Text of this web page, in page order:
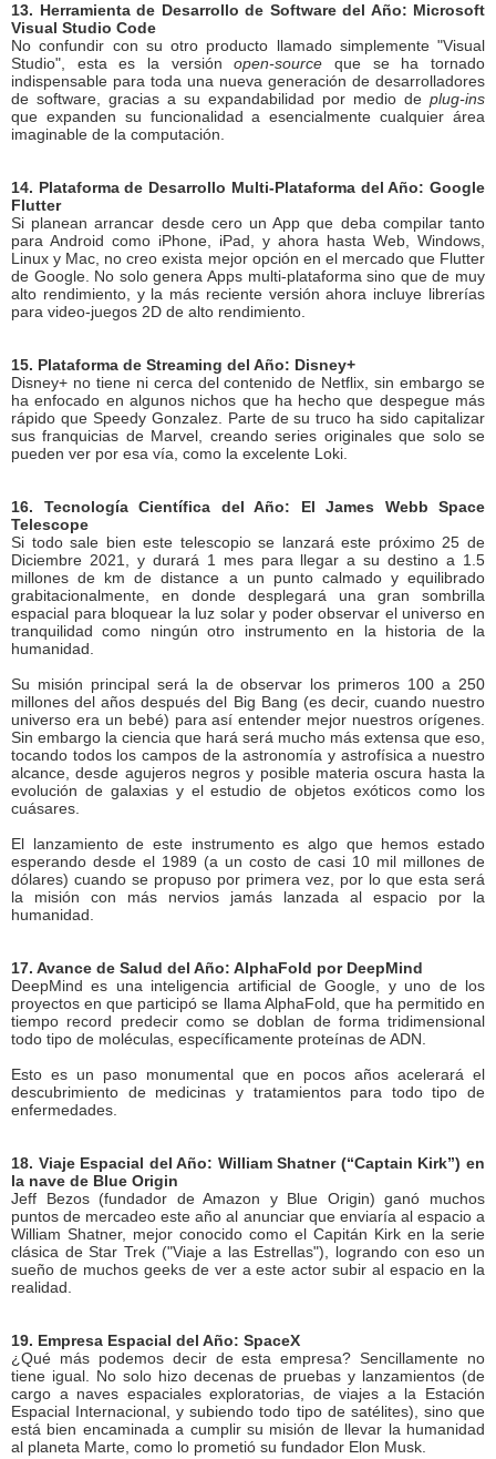
13. Herramienta de Desarrollo de Software del Año: Microsoft
Visual Studio Code
No confundir con su otro producto llamado simplemente "Visual
Studio", esta es la versiónopen-source que se ha tornado
indispensable para toda una nueva generación de desarrolladores
de software, gracias a su expandabilidad por medio de plug-ins
que expanden su funcionalidad a esencialmente cualquier área
imaginable de la computación.
14. Plataforma de Desarrollo Multi-Plataforma del Año: Google
Flutter
Si planean arrancar desde cero un App que deba compilar tanto
para Android como iPhone, iPad, y ahora hasta Web, Windows,
Linux y Mac, no creo exista mejor opción en el mercado que Flutter
de Google. No solo genera Apps multi-plataforma sino que de muy
alto rendimiento, y la más reciente versión ahora incluye librerías
para video-juegos 2D de alto rendimiento.
15. Plataforma de Streaming del Año: Disney+
Disney+ no tiene ni cerca del contenido de Netflix, sin embargo se
ha enfocado en algunos nichos que ha hecho que despegue más
rápido que Speedy Gonzalez. Parte de su truco ha sido capitalizar
sus franquicias de Marvel, creando series originales que solo se
pueden ver por esa vía, como la excelente Loki.
16. Tecnología Científica del Año: El James Webb Space
Telescope
Si todo sale bien este telescopio se lanzará este próximo 25 de
Diciembre 2021, y durará 1 mes para llegar a su destino a 1.5
millones de km de distance a un punto calmado y equilibrado
grabitacionalmente, en donde desplegará una gran sombrilla
espacial para bloquear la luz solar y poder observar el universo en
tranquilidad como ningún otro instrumento en la historia de la
humanidad.
Su misión principal será la de observar los primeros 100 a 250
millones del años después del Big Bang (es decir, cuando nuestro
universo era un bebé) para así entender mejor nuestros orígenes.
Sin embargo la ciencia que hará será mucho más extensa que eso,
tocando todos los campos de la astronomía y astrofísica a nuestro
alcance, desde agujeros negros y posible materia oscura hasta la
evolución de galaxias y el estudio de objetos exóticos como los
cuásares.
El lanzamiento de este instrumento es algo que hemos estado
esperando desde el 1989 (a un costo de casi 10 mil millones de
dólares) cuando se propuso por primera vez, por lo que esta será
la misión con más nervios jamás lanzada al espacio por la
humanidad.
17. Avance de Salud del Año: AlphaFold por DeepMind
DeepMind es una inteligencia artificial de Google, y uno de los
proyectos en que participó se llama AlphaFold, que ha permitido en
tiempo record predecir como se doblan de forma tridimensional
todo tipo de moléculas, específicamente proteínas de ADN.
Esto es un paso monumental que en pocos años acelerará el
descubrimiento de medicinas y tratamientos para todo tipo de
enfermedades.
18. Viaje Espacial del Año: William Shatner (“Captain Kirk”) en
la nave de Blue Origin
Jeff Bezos (fundador de Amazon y Blue Origin) ganó muchos
puntos de mercadeo este año al anunciar que enviaría al espacio a
William Shatner, mejor conocido como el Capitán Kirk en la serie
clásica de Star Trek ("Viaje a las Estrellas"), logrando con eso un
sueño de muchos geeks de ver a este actor subir al espacio en la
realidad.
19. Empresa Espacial del Año: SpaceX
¿Qué más podemos decir de esta empresa? Sencillamente no
tiene igual. No solo hizo decenas de pruebas y lanzamientos (de
cargo a naves espaciales exploratorias, de viajes a la Estación
Espacial Internacional, y subiendo todo tipo de satélites), sino que
está bien encaminada a cumplir su misión de llevar la humanidad
al planeta Marte, como lo prometió su fundador Elon Musk.